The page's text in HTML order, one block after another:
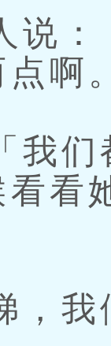
：
点啊
们
看
我